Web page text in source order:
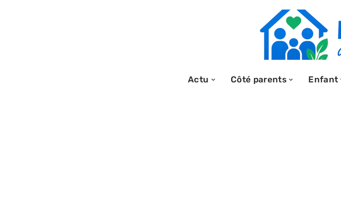
Actu Côté parents Enfant